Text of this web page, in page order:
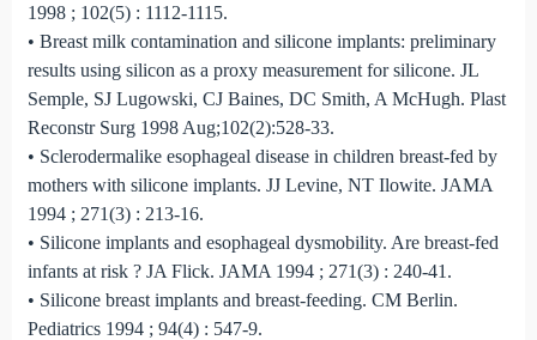
1998 ; 102(5) : 1112-1115.
• Breast milk contamination and silicone implants: preliminary
results using silicon as a proxy measurement for silicone. JL
Semple, SJ Lugowski, CJ Baines, DC Smith, A McHugh. Plast
Reconstr Surg 1998 Aug;102(2):528-33.
• Sclerodermalike esophageal disease in children breast-fed by
mothers with silicone implants. JJ Levine, NT Ilowite. JAMA
1994 ; 271(3) : 213-16.
• Silicone implants and esophageal dysmobility. Are breast-fed
infants at risk ? JA Flick. JAMA 1994 ; 271(3) : 240-41.
• Silicone breast implants and breast-feeding. CM Berlin.
Pediatrics 1994 ; 94(4) : 547-9.